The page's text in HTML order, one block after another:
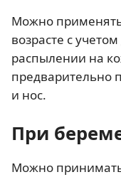
Можно
возрасте с
распылении на
предварительно
и нос.
При
Можно